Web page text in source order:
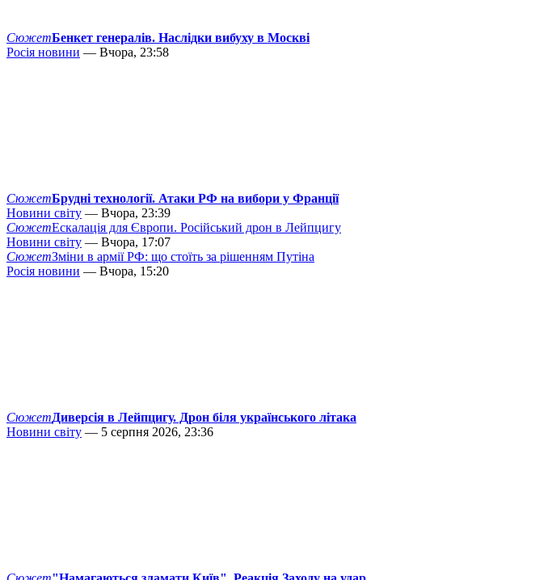
СюжетБенкет генералів. Наслідки вибуху в Москві
Росія новини — Вчора, 23:58
СюжетБрудні технології. Атаки РФ на вибори у Франції
Новини світу — Вчора, 23:39
СюжетЕскалація для Європи. Російський дрон в Лейпцигу
Новини світу — Вчора, 17:07
СюжетЗміни в армії РФ: що стоїть за рішенням Путіна
Росія новини — Вчора, 15:20
СюжетДиверсія в Лейпцигу. Дрон біля українського літака
Новини світу — 5 серпня 2026, 23:36